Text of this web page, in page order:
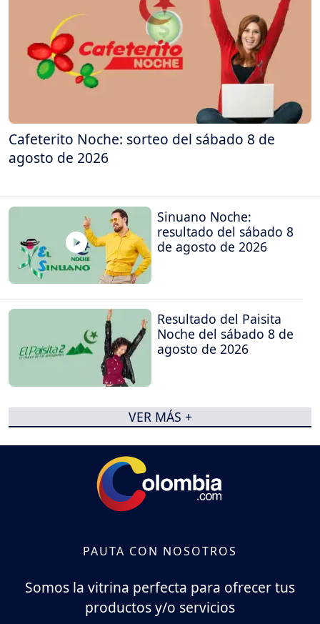
Cafeterito Noche: sorteo del sábado 8 de
agosto de 2026
Sinuano Noche:
resultado del sábado 8
de agosto de 2026
Resultado del Paisita
Noche del sábado 8 de
agosto de 2026
VER MÁS +
PAUTA CON NOSOTROS
Somos la vitrina perfecta para ofrecer tus
productos y/o servicios